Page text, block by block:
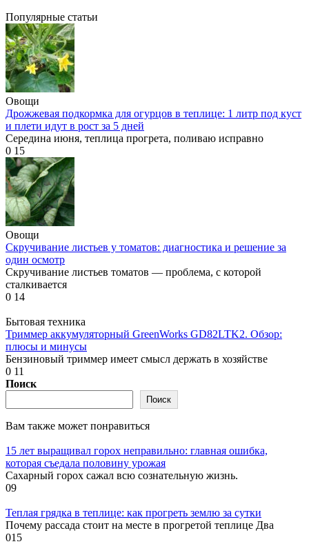
Популярные статьи
Овощи
Дрожжевая подкормка для огурцов в теплице: 1 литр под куст
и плети идут в рост за 5 дней
Середина июня, теплица прогрета, поливаю исправно
0 15
Овощи
Скручивание листьев у томатов: диагностика и решение за
один осмотр
Скручивание листьев томатов — проблема, с которой
сталкивается
0 14
Бытовая техника
Триммер аккумуляторный GreenWorks GD82LTK2. Обзор:
плюсы и минусы
Бензиновый триммер имеет смысл держать в хозяйстве
0 11
Поиск
Поиск
Вам также может понравиться
15 лет выращивал горох неправильно: главная ошибка,
которая съедала половину урожая
Сахарный горох сажал всю сознательную жизнь.
09
Теплая грядка в теплице: как прогреть землю за сутки
Почему рассада стоит на месте в прогретой теплице Два
015